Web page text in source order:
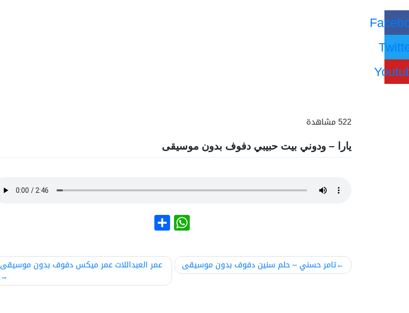
522 مشاهدة
يارا – ودوني بيت حبيبي دفوف بدون موسيقى
WhatsApp
تصفّح
المقالات
تامر حسني – حلم سنين دفوف بدون موسيقى عمر العبداللات عمر ميكس دفوف بدون موسيقى